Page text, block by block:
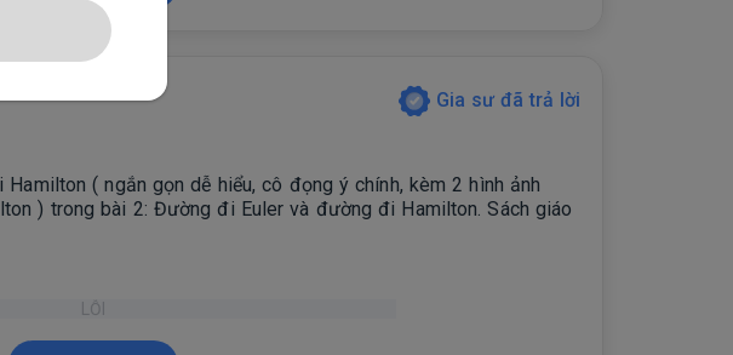
Gia sư đã trả lời
( ngắn gọn dễ hiểu, cô đọng ý chính, kèm 2 hình ảnh
) trong bài 2: Đường đi Euler và đường đi Hamilton. Sách giáo
LỖI